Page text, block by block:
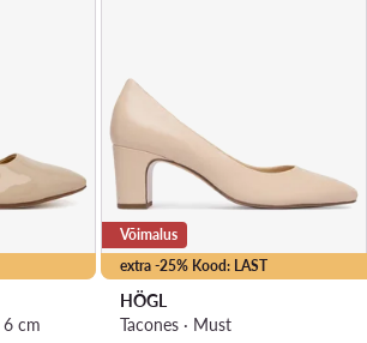
6 cm
extra -25% Kood: LAST
Võimalus
HÖGL
Tacones · Must